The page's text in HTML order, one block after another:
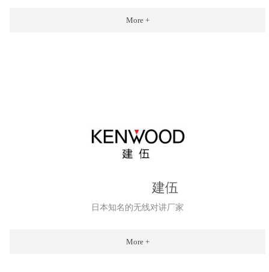
More +
日本知名的无线对讲厂家
More +
建伍